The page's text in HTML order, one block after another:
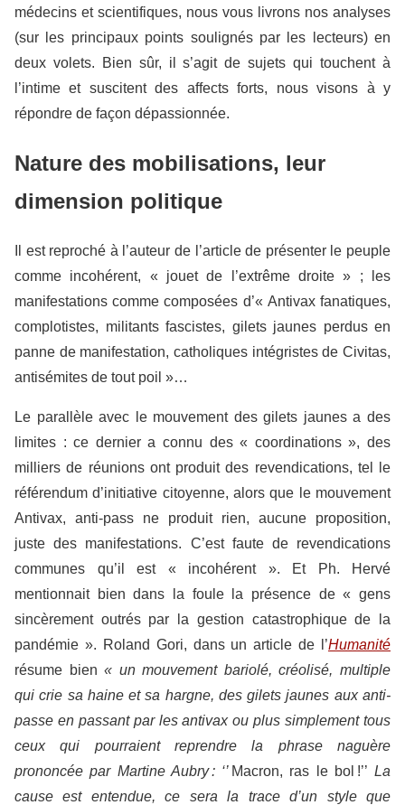
médecins et scientifiques, nous vous livrons nos analyses
(sur les principaux points soulignés par les lecteurs) en
deux volets. Bien sûr, il s’agit de sujets qui touchent à
l’intime et suscitent des affects forts, nous visons à y
répondre de façon dépassionnée.
Nature des mobilisations, leur
dimension politique
Il est reproché à l’auteur de l’article de présenter le peuple
comme incohérent, « jouet de l’extrême droite » ; les
manifestations comme composées d’« Antivax fanatiques,
complotistes, militants fascistes, gilets jaunes perdus en
panne de manifestation, catholiques intégristes de Civitas,
antisémites de tout poil »…
Le parallèle avec le mouvement des gilets jaunes a des
limites : ce dernier a connu des « coordinations », des
milliers de réunions ont produit des revendications, tel le
référendum d’initiative citoyenne, alors que le mouvement
Antivax, anti-pass ne produit rien, aucune proposition,
juste des manifestations. C’est faute de revendications
communes qu’il est « incohérent ». Et Ph. Hervé
mentionnait bien dans la foule la présence de « gens
sincèrement outrés par la gestion catastrophique de la
pandémie ». Roland Gori, dans un article de l’Humanité
résume bien« un mouvement bariolé, créolisé, multiple
qui crie sa haine et sa hargne, des gilets jaunes aux anti-
passe en passant par les antivax ou plus simplement tous
ceux qui pourraient reprendre la phrase naguère
prononcée par Martine Aubry : ‘’ Macron, ras le bol !’’ La
cause est entendue, ce sera la trace d’un style que